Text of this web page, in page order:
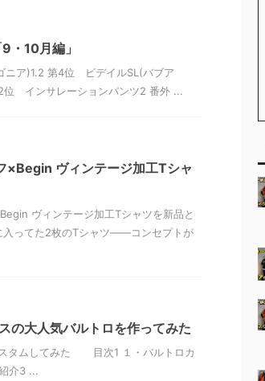
・10月編」
ニア)1.2 第4位 ビデイルSL(バブア
インサレーションパンツ2 番外 ...
×Begin ヴィンテージ加工Tシャ
ヴィンテージ加工Tシャツを新品と
入ってた2枚のTシャツ――コンセプトが
の大人気バルトロを作ってみた
タムしてみた 目次1 １・バルトロカ
介3 ...